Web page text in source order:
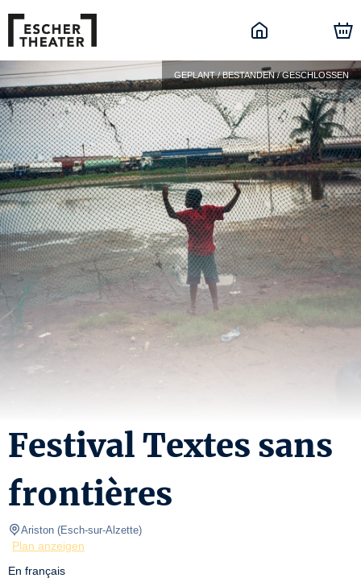
GEPLANT / BESTANDEN / GESCHLOSSEN
Festival Textes sans
frontières
Ariston (Esch-sur-Alzette)
Plan anzeigen
En français